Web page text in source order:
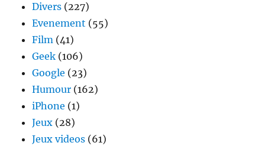
Divers (227)
Evenement (55)
Film (41)
Geek (106)
Google (23)
Humour (162)
iPhone (1)
Jeux (28)
Jeux videos (61)